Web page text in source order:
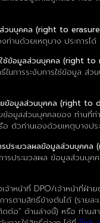
วนบุคคล (right to
ท่านด้วยเหตุบาง ประการได้
ใช้ข้อมูลส่วนบุคคล (right
ในการระงับการใช้ข้อมูล ส่
ายข้อมูลส่วนบุคคล (right
ข้อมูลส่วนบุคคลของ ท่านที่ท่า
ตัวท่านเองด้วยเหตุบางปร
รประมวลผลข้อมูลส่วนบุคค
ารประมวลผล ข้อมูลส่วนบุค
าหน้าที่ DPO/เจ้าหน้าที่ฝ่าย
ารตามสิทธิ์ข้างต้นได้ (รายล
ต่อ” ด้านล่างนี้) หรือ ท่านส